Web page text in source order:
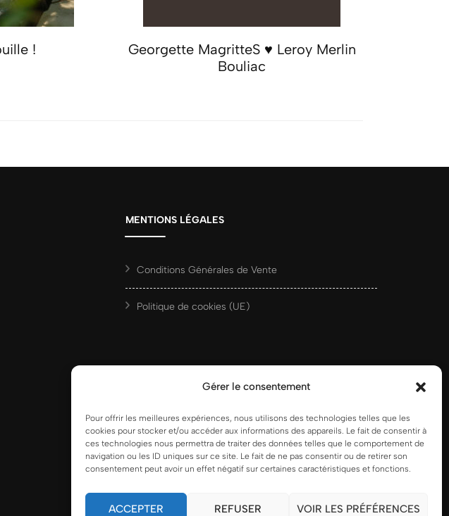
Gérer le consentement
Pour offrir les meilleures expériences, nous utilisons des technologies telles que les
cookies pour stocker et/ou accéder aux informations des appareils. Le fait de consentir à
ces technologies nous permettra de traiter des données telles que le comportement de
navigation ou les ID uniques sur ce site. Le fait de ne pas consentir ou de retirer son
consentement peut avoir un effet négatif sur certaines caractéristiques et fonctions.
ACCEPTER REFUSER VOIR LES PRÉFÉRENCES
!
Georgette MagritteS ♥ Leroy Merlin
Bouliac
MENTIONS LÉGALES
Conditions Générales de Vente
Politique de cookies (UE)